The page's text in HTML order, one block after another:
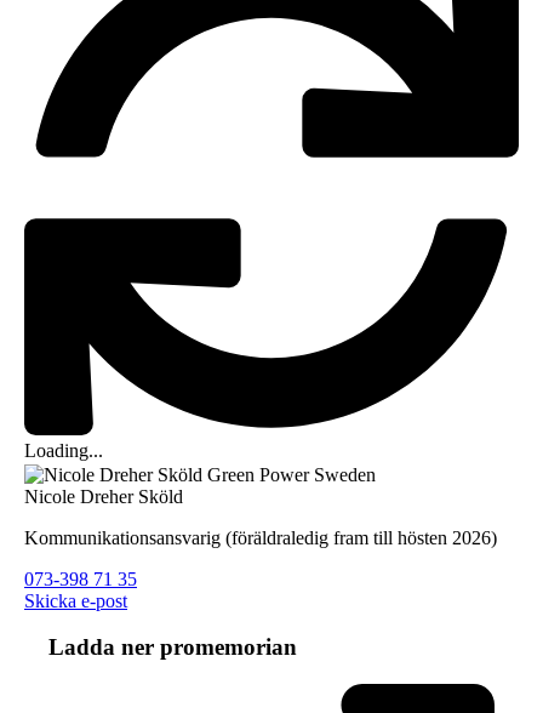
Loading...
Nicole Dreher Sköld
Kommunikationsansvarig (föräldraledig fram till hösten 2026)
073-398 71 35
Skicka e-post
Ladda ner promemorian